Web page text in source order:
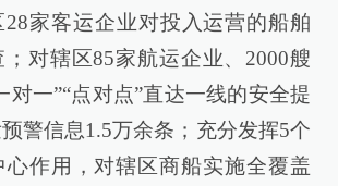
家客运企业对投入运营的船舶
对辖区85家航运企业、2000艘
对一”“点对点”直达一线的安全提
警信息1.5万余条；充分发挥5个
作用，对辖区商船实施全覆盖